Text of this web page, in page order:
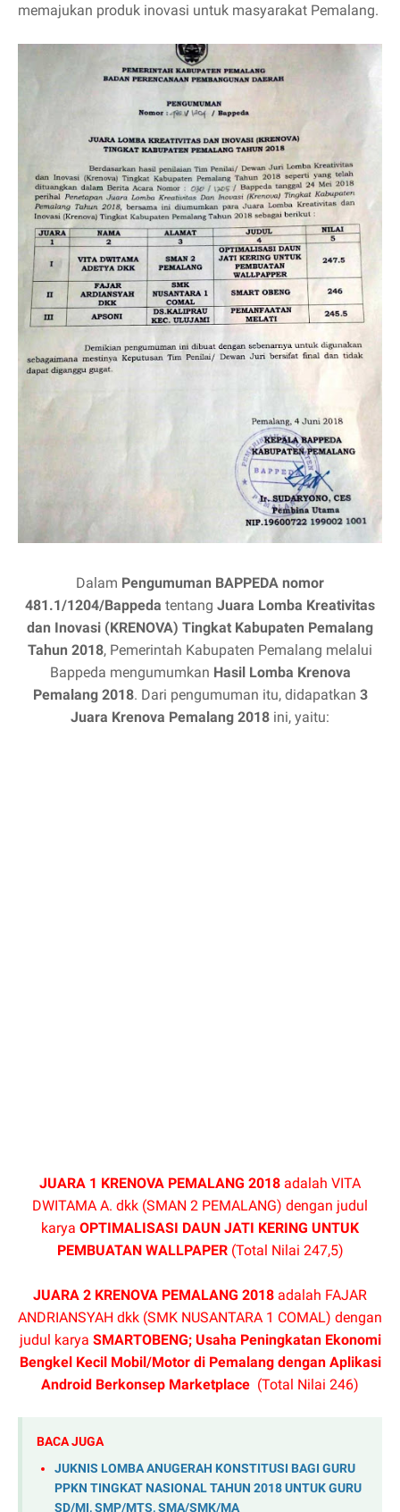
memajukan produk inovasi untuk masyarakat Pemalang.
Dalam Pengumuman BAPPEDA nomor
481.1/1204/Bappeda tentang Juara Lomba Kreativitas
dan Inovasi (KRENOVA) Tingkat Kabupaten Pemalang
Tahun 2018, Pemerintah Kabupaten Pemalang melalui
Bappeda mengumumkan Hasil Lomba Krenova
Pemalang 2018. Dari pengumuman itu, didapatkan 3
Juara Krenova Pemalang 2018 ini, yaitu:
JUARA 1 KRENOVA PEMALANG 2018 adalah VITA
DWITAMA A. dkk (SMAN 2 PEMALANG) dengan judul
karya OPTIMALISASI DAUN JATI KERING UNTUK
PEMBUATAN WALLPAPER(Total Nilai 247,5)
JUARA 2 KRENOVA PEMALANG 2018 adalah FAJAR
ANDRIANSYAH dkk (SMK NUSANTARA 1 COMAL) dengan
judul karya SMARTOBENG; Usaha Peningkatan Ekonomi
Bengkel Kecil Mobil/Motor di Pemalang dengan Aplikasi
Android Berkonsep Marketplace (Total Nilai 246)
BACA JUGA
JUKNIS LOMBA ANUGERAH KONSTITUSI BAGI GURU
PPKN TINGKAT NASIONAL TAHUN 2018 UNTUK GURU
SD/MI, SMP/MTS, SMA/SMK/MA